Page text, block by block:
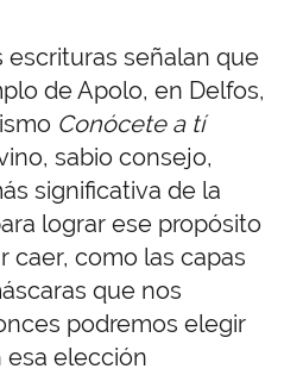
escrituras señalan que
de Apolo, en Delfos,
Conócete a tí
sabio consejo,
significativa de la
lograr ese propósito
caer, como las capas
que nos
podremos elegir
esa elección